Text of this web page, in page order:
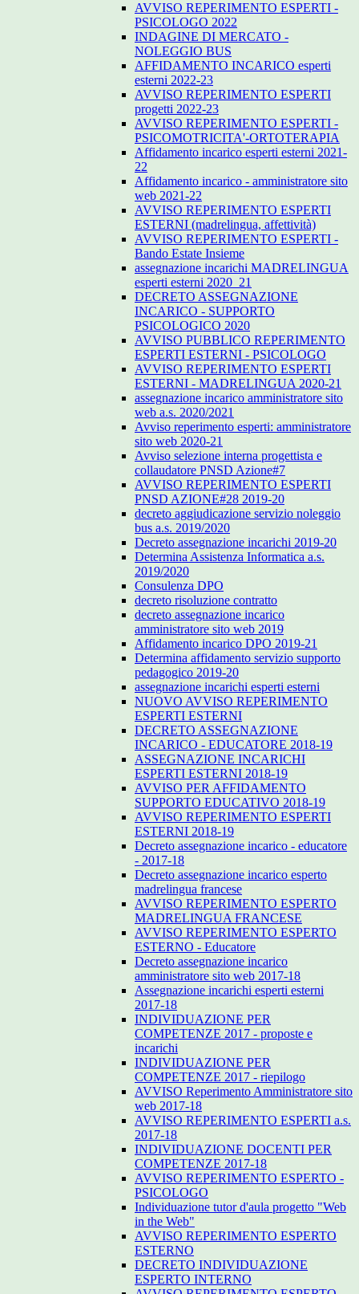
AVVISO REPERIMENTO ESPERTI -
PSICOLOGO 2022
INDAGINE DI MERCATO -
NOLEGGIO BUS
AFFIDAMENTO INCARICO esperti
esterni 2022-23
AVVISO REPERIMENTO ESPERTI
progetti 2022-23
AVVISO REPERIMENTO ESPERTI -
PSICOMOTRICITA'-ORTOTERAPIA
Affidamento incarico esperti esterni 2021-
22
Affidamento incarico - amministratore sito
web 2021-22
AVVISO REPERIMENTO ESPERTI
ESTERNI (madrelingua, affettività)
AVVISO REPERIMENTO ESPERTI -
Bando Estate Insieme
assegnazione incarichi MADRELINGUA
esperti esterni 2020_21
DECRETO ASSEGNAZIONE
INCARICO - SUPPORTO
PSICOLOGICO 2020
AVVISO PUBBLICO REPERIMENTO
ESPERTI ESTERNI - PSICOLOGO
AVVISO REPERIMENTO ESPERTI
ESTERNI - MADRELINGUA 2020-21
assegnazione incarico amministratore sito
web a.s. 2020/2021
Avviso reperimento esperti: amministratore
sito web 2020-21
Avviso selezione interna progettista e
collaudatore PNSD Azione#7
AVVISO REPERIMENTO ESPERTI
PNSD AZIONE#28 2019-20
decreto aggiudicazione servizio noleggio
bus a.s. 2019/2020
Decreto assegnazione incarichi 2019-20
Determina Assistenza Informatica a.s.
2019/2020
Consulenza DPO
decreto risoluzione contratto
decreto assegnazione incarico
amministratore sito web 2019
Affidamento incarico DPO 2019-21
Determina affidamento servizio supporto
pedagogico 2019-20
assegnazione incarichi esperti esterni
NUOVO AVVISO REPERIMENTO
ESPERTI ESTERNI
DECRETO ASSEGNAZIONE
INCARICO - EDUCATORE 2018-19
ASSEGNAZIONE INCARICHI
ESPERTI ESTERNI 2018-19
AVVISO PER AFFIDAMENTO
SUPPORTO EDUCATIVO 2018-19
AVVISO REPERIMENTO ESPERTI
ESTERNI 2018-19
Decreto assegnazione incarico - educatore
- 2017-18
Decreto assegnazione incarico esperto
madrelingua francese
AVVISO REPERIMENTO ESPERTO
MADRELINGUA FRANCESE
AVVISO REPERIMENTO ESPERTO
ESTERNO - Educatore
Decreto assegnazione incarico
amministratore sito web 2017-18
Assegnazione incarichi esperti esterni
2017-18
INDIVIDUAZIONE PER
COMPETENZE 2017 - proposte e
incarichi
INDIVIDUAZIONE PER
COMPETENZE 2017 - riepilogo
AVVISO Reperimento Amministratore sito
web 2017-18
AVVISO REPERIMENTO ESPERTI a.s.
2017-18
INDIVIDUAZIONE DOCENTI PER
COMPETENZE 2017-18
AVVISO REPERIMENTO ESPERTO -
PSICOLOGO
Individuazione tutor d'aula progetto "Web
in the Web"
AVVISO REPERIMENTO ESPERTO
ESTERNO
DECRETO INDIVIDUAZIONE
ESPERTO INTERNO